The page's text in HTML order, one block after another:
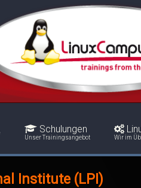
Schulungen
Unser Trainingsangebot Wir im
Institute (LPI)